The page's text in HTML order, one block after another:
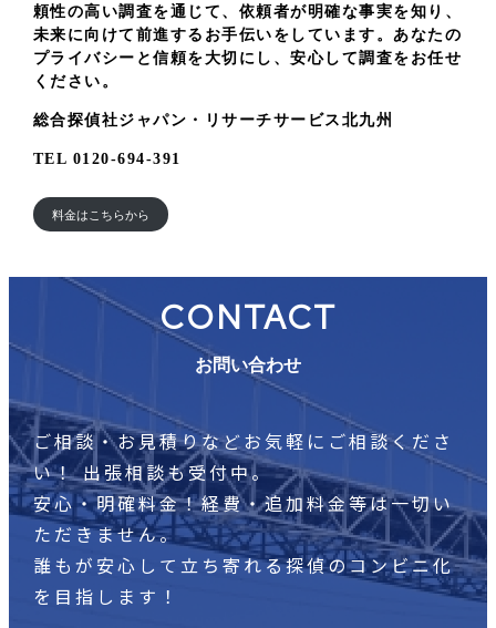
頼性の高い調査を通じて、依頼者が明確な事実を知り、
未来に向けて前進するお手伝いをしています。あなたの
プライバシーと信頼を大切にし、安心して調査をお任せ
ください。
総合探偵社ジャパン・リサーチサービス北九州
TEL 0120-694-391
料金はこちらから
CONTACT
お問い合わせ
ご相談・お見積りなどお気軽にご相談くださ
い！出張相談も受付中。
安心・明確料金！経費・追加料金等は一切い
ただきません。
誰もが安心して立ち寄れる探偵のコンビニ化
を目指します！